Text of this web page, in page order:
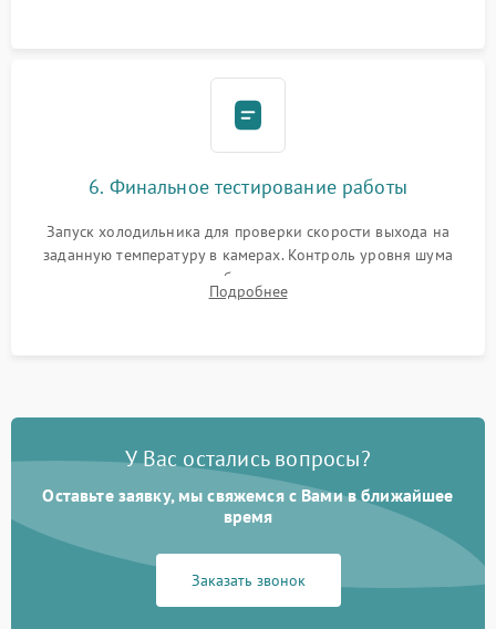
6. Финальное тестирование работы
Запуск холодильника для проверки скорости выхода на
заданную температуру в камерах. Контроль уровня шума
компрессора, отсутствия обмерзания стенок и корректного
срабатывания системы автоматической оттайки.
Подробнее
У Вас остались вопросы?
Оставьте заявку, мы свяжемся с Вами в ближайшее
время
Заказать звонок